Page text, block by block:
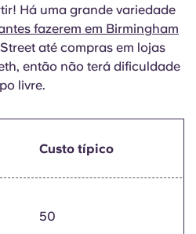
Há uma grande variedade
fazerem em Birmingham
até compras em lojas
então não terá dificuldade
livre.
Custo típico
50